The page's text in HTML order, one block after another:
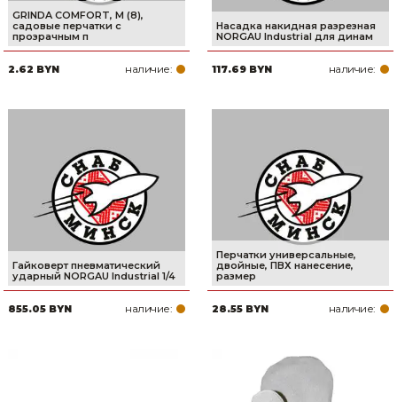
GRINDA COMFORT, M (8),
садовые перчатки с
прозрачным п
2.62 BYN наличие:
Насадка накидная разрезная
NORGAU Industrial для динам
117.69 BYN наличие:
Гайковерт пневматический
ударный NORGAU Industrial 1/4
855.05 BYN наличие:
Перчатки универсальные,
двойные, ПВХ нанесение,
размер
28.55 BYN наличие: